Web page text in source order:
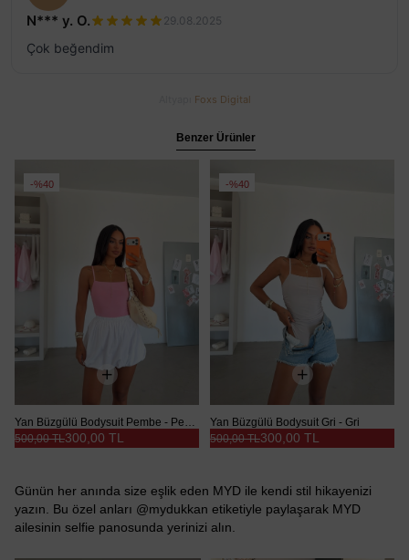
N*** y. O. 29.08.2025
Çok beğendim
Foxs Digital
Benzer Ürünler
%40
Yan Büzgülü Bodysuit Pembe - Pembe
300,00 TL
500,00 TL
%40
Yan Büzgülü Bodysuit Gri - Gri
300,00 TL
500,00 TL
Günün her anında size eşlik eden MYD ile kendi stil hikayenizi
yazın. Bu özel anları @mydukkan etiketiyle paylaşarak MYD
ailesinin selfie panosunda yerinizi alın.